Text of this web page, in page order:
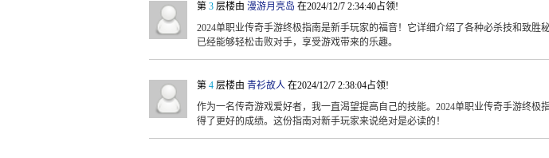
第 3 层楼由 漫游月亮岛 在2024/12/7 2:34:40占领!
2024单职业传奇手游终极指南是新手玩家的福音！它详细介绍了各种必杀技和致胜
已经能够轻松击败对手，享受游戏带来的乐趣。
第 4 层楼由 青衫故人 在2024/12/7 2:38:04占领!
作为一名传奇游戏爱好者，我一直渴望提高自己的技能。2024单职业传奇手游终极
得了更好的成绩。这份指南对新手玩家来说绝对是必读的！